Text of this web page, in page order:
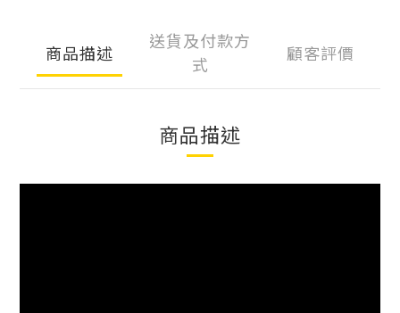
商品描述
送貨及付款方
式
顧客評價
商品描述